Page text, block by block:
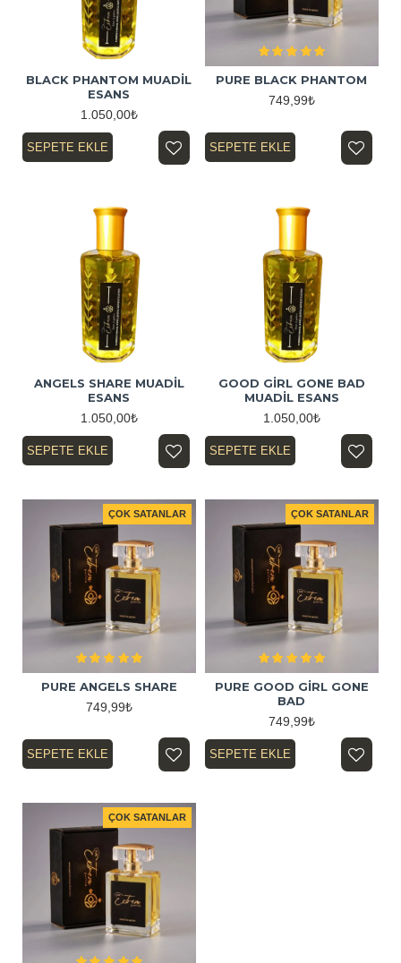
BLACK PHANTOM MUADİL
ESANS
1.050,00₺
SEPETE EKLE
PURE BLACK PHANTOM
749,99₺
SEPETE EKLE
ANGELS SHARE MUADİL
ESANS
1.050,00₺
SEPETE EKLE
GOOD GİRL GONE BAD
MUADİL ESANS
1.050,00₺
SEPETE EKLE
ÇOK SATANLAR
PURE ANGELS SHARE
749,99₺
SEPETE EKLE
ÇOK SATANLAR
PURE GOOD GİRL GONE
BAD
749,99₺
SEPETE EKLE
ÇOK SATANLAR